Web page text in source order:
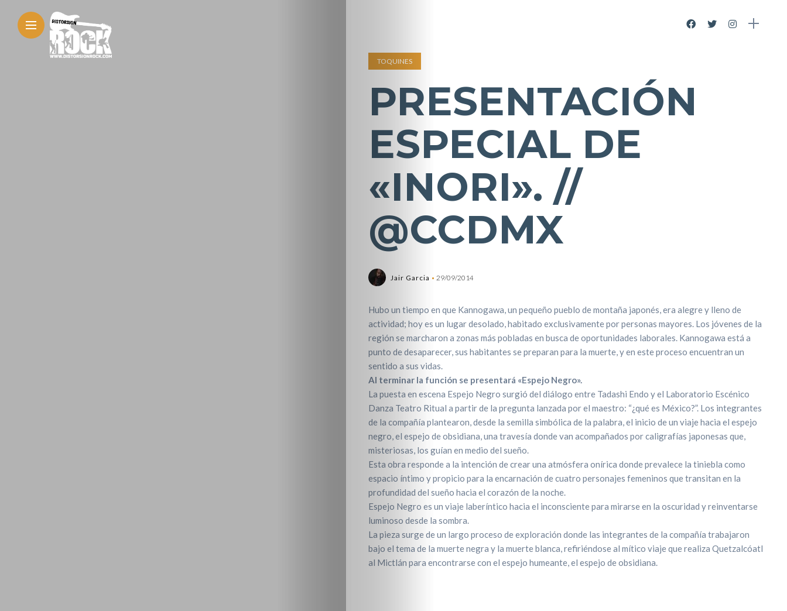
TOQUINES
PRESENTACIÓN
ESPECIAL DE
«INORI». //
@CCDMX
Jair Garcia 29/09/2014
Hubo un tiempo en que Kannogawa, un pequeño pueblo de montaña japonés, era alegre y lleno de
actividad; hoy es un lugar desolado, habitado exclusivamente por personas mayores. Los jóvenes de la
región se marcharon a zonas más pobladas en busca de oportunidades laborales. Kannogawa está a
punto de desaparecer, sus habitantes se preparan para la muerte, y en este proceso encuentran un
sentido a sus vidas.
Al terminar la función se presentará «Espejo Negro».
La puesta en escena Espejo Negro surgió del diálogo entre Tadashi Endo y el Laboratorio Escénico
Danza Teatro Ritual a partir de la pregunta lanzada por el maestro: “¿qué es México?”. Los integrantes
de la compañía plantearon, desde la semilla simbólica de la palabra, el inicio de un viaje hacia el espejo
negro, el espejo de obsidiana, una travesía donde van acompañados por caligrafías japonesas que,
misteriosas, los guían en medio del sueño.
Esta obra responde a la intención de crear una atmósfera onírica donde prevalece la tiniebla como
espacio íntimo y propicio para la encarnación de cuatro personajes femeninos que transitan en la
profundidad del sueño hacia el corazón de la noche.
Espejo Negro es un viaje laberíntico hacia el inconsciente para mirarse en la oscuridad y reinventarse
luminoso desde la sombra.
La pieza surge de un largo proceso de exploración donde las integrantes de la compañía trabajaron
bajo el tema de la muerte negra y la muerte blanca, refiriéndose al mítico viaje que realiza Quetzalcóatl
al Mictlán para encontrarse con el espejo humeante, el espejo de obsidiana.